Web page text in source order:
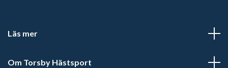
Läs mer
Om Torsby Hästsport